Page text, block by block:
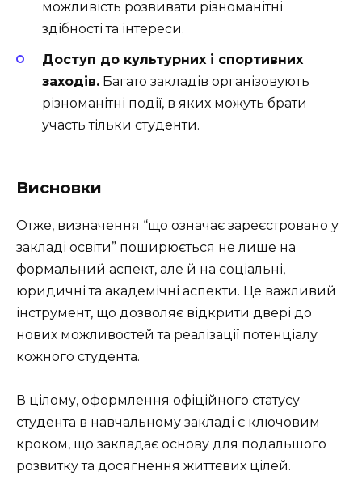
можливість розвивати різноманітні
здібності та інтереси.
Доступ до культурних і спортивних
заходів. Багато закладів організовують
різноманітні події, в яких можуть брати
участь тільки студенти.
Висновки
Отже, визначення “що означає зареєстровано у
закладі освіти” поширюється не лише на
формальний аспект, але й на соціальні,
юридичні та академічні аспекти. Це важливий
інструмент, що дозволяє відкрити двері до
нових можливостей та реалізації потенціалу
кожного студента.
В цілому, оформлення офіційного статусу
студента в навчальному закладі є ключовим
кроком, що закладає основу для подальшого
розвитку та досягнення життєвих цілей.